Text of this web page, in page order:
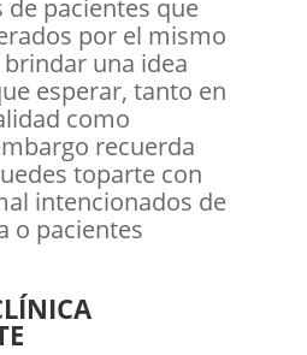
de pacientes que
por el mismo
una idea
esperar, tanto en
como
recuerda
toparte con
intencionados de
o pacientes